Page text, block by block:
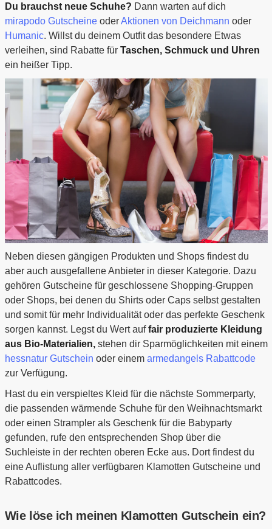
Du brauchst neue Schuhe? Dann warten auf dich
mirapodo GutscheineoderAktionen von Deichmann oder
Humanic. Willst du deinem Outfit das besondere Etwas
verleihen, sind Rabatte für Taschen, Schmuck und Uhren
ein heißer Tipp.
Neben diesen gängigen Produkten und Shops findest du
aber auch ausgefallene Anbieter in dieser Kategorie. Dazu
gehören Gutscheine für geschlossene Shopping-Gruppen
oder Shops, bei denen du Shirts oder Caps selbst gestalten
und somit für mehr Individualität oder das perfekte Geschenk
sorgen kannst. Legst du Wert auffair produzierte Kleidung
aus Bio-Materialien,stehen dir Sparmöglichkeiten mit einem
hessnatur Gutschein oder einem armedangels Rabattcode
zur Verfügung.
Hast du ein verspieltes Kleid für die nächste Sommerparty,
die passenden wärmende Schuhe für den Weihnachtsmarkt
oder einen Strampler als Geschenk für die Babyparty
gefunden, rufe den entsprechenden Shop über die
Suchleiste in der rechten oberen Ecke aus. Dort findest du
eine Auflistung aller verfügbaren Klamotten Gutscheine und
Rabattcodes.
Wie löse ich meinen Klamotten Gutschein ein?